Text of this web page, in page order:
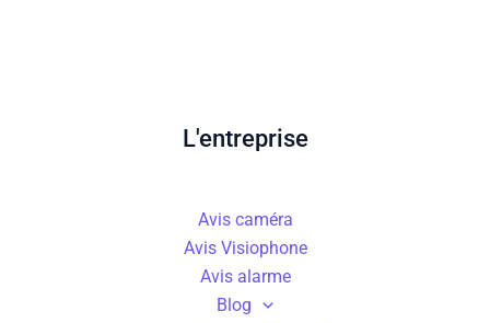
L'entreprise
Avis caméra
Avis Visiophone
Avis alarme
Blog